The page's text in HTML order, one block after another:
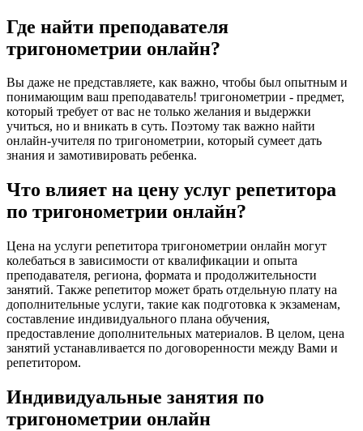
Где найти преподавателя
тригонометрии онлайн?
Вы даже не представляете, как важно, чтобы был опытным и
понимающим ваш преподаватель! тригонометрии - предмет,
который требует от вас не только желания и выдержки
учиться, но и вникать в суть. Поэтому так важно найти
онлайн-учителя по тригонометрии, который сумеет дать
знания и замотивировать ребенка.
Что влияет на цену услуг репетитора
по тригонометрии онлайн?
Цена на услуги репетитора тригонометрии онлайн могут
колебаться в зависимости от квалификации и опыта
преподавателя, региона, формата и продолжительности
занятий. Также репетитор может брать отдельную плату на
дополнительные услуги, такие как подготовка к экзаменам,
составление индивидуального плана обучения,
предоставление дополнительных материалов. В целом, цена
занятий устанавливается по договоренности между Вами и
репетитором.
Индивидуальные занятия по
тригонометрии онлайн